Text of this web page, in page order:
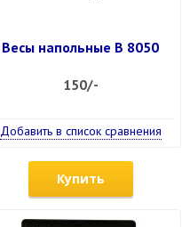
Весы напольные В 8050
150/-
Добавить в список сравнения
Купить